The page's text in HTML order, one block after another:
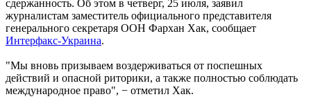
сдержанность. Об этом в четверг, 25 июля, заявил
журналистам заместитель официального представителя
генерального секретаря ООН Фархан Хак, сообщает
Интерфакс-Украина.
"Мы вновь призываем воздерживаться от поспешных
действий и опасной риторики, а также полностью соблюдать
международное право", − отметил Хак.